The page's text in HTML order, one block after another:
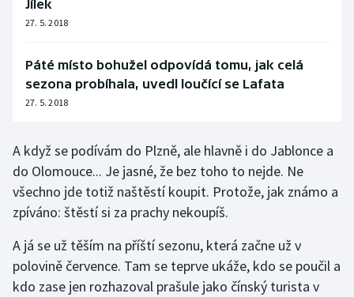
Olympijské hry
Plavání
Ragby
Rychlobruslení
Short track
Jílek
27. 5. 2018
Páté místo bohužel odpovídá tomu, jak celá
sezona probíhala, uvedl loučící se Lafata
27. 5. 2018
A když se podívám do Plzně, ale hlavně i do Jablonce a
do Olomouce... Je jasné, že bez toho to nejde. Ne
všechno jde totiž naštěstí koupit. Protože, jak známo a
zpíváno: štěstí si za prachy nekoupíš.
A já se už těším na příští sezonu, která začne už v
polovině července. Tam se teprve ukáže, kdo se poučil a
kdo zase jen rozhazoval prašule jako čínský turista v